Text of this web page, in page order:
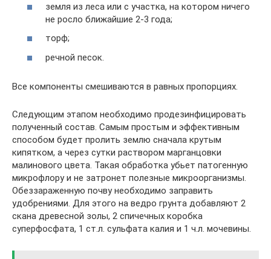
земля из леса или с участка, на котором ничего
не росло ближайшие 2-3 года;
торф;
речной песок.
Все компоненты смешиваются в равных пропорциях.
Следующим этапом необходимо продезинфицировать
полученный состав. Самым простым и эффективным
способом будет пролить землю сначала крутым
кипятком, а через сутки раствором марганцовки
малинового цвета. Такая обработка убьет патогенную
микрофлору и не затронет полезные микроорганизмы.
Обеззараженную почву необходимо заправить
удобрениями. Для этого на ведро грунта добавляют 2
скана древесной золы, 2 спичечных коробка
суперфосфата, 1 ст.л. сульфата калия и 1 ч.л. мочевины.